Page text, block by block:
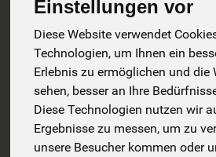
Einstellungen vor
Diese Website verwendet
Technologien, um Ihnen ein
Erlebnis zu ermöglichen und die
sehen, besser an Ihre
Diese Technologien nutzen wir
Ergebnisse zu messen, um zu
unsere Besucher kommen oder
Arzneimittel -Tees
Fasten, Reinigung, Detox
Immunsystem
Erkältung & Husten